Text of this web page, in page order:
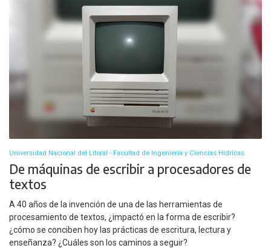
Universidad Nacional del Litoral - Facultad de Ingeniería y Ciencias Hídricas
De máquinas de escribir a procesadores de
textos
A 40 años de la invención de una de las herramientas de
procesamiento de textos, ¿impactó en la forma de escribir?
¿cómo se conciben hoy las prácticas de escritura, lectura y
enseñanza? ¿Cuáles son los caminos a seguir?